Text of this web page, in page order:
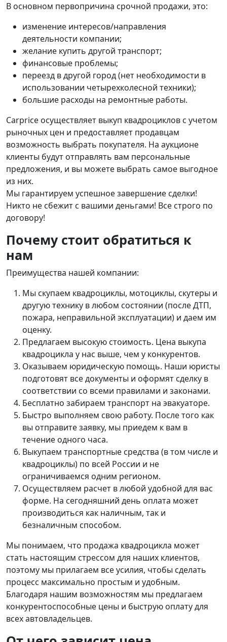
В основном первопричина срочной продажи, это:
изменение интересов/направления
деятельности компании;
желание купить другой транспорт;
финансовые проблемы;
переезд в другой город (нет необходимости в
использовании четырехколесной техники);
большие расходы на ремонтные работы.
Carprice осуществляет выкуп квадроциклов с учетом
рыночных цен и предоставляет продавцам
возможность выбрать покупателя. На аукционе
клиенты будут отправлять вам персональные
предложения, и вы можете выбрать самое выгодное
из них.
Мы гарантируем успешное завершение сделки!
Никто не сбежит с вашими деньгами! Все строго по
договору!
Почему стоит обратиться к
нам
Преимущества нашей компании:
Мы скупаем квадроциклы, мотоциклы, скутеры и
другую технику в любом состоянии (после ДТП,
пожара, неправильной эксплуатации) и даем им
оценку.
Предлагаем высокую стоимость. Цена выкупа
квадроцикла у нас выше, чем у конкурентов.
Оказываем юридическую помощь. Наши юристы
подготовят все документы и оформят сделку в
соответствии со всеми правилами и законами.
Бесплатно забираем транспорт на эвакуаторе.
Быстро выполняем свою работу. После того как
вы отправите заявку, мы приедем к вам в
течение одного часа.
Выкупаем транспортные средства (в том числе и
квадроциклы) по всей России и не
ограничиваемся одним регионом.
Осуществляем расчет в любой удобной для вас
форме. На сегодняшний день оплата может
производиться как наличным, так и
безналичным способом.
Мы понимаем, что продажа квадроцикла может
стать настоящим стрессом для наших клиентов,
поэтому мы прилагаем все усилия, чтобы сделать
процесс максимально простым и удобным.
Благодаря нашим возможностям мы предлагаем
конкурентоспособные цены и быструю оплату для
всех автовладельцев.